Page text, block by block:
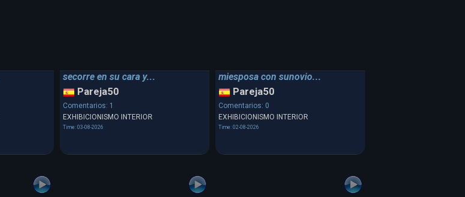
secorre en su cara y...
Pareja50
Comentarios: 1
EXHIBICIONISMO INTERIOR
Time: 03-08-2026
miesposa con sunovio...
Pareja50
Comentarios: 0
EXHIBICIONISMO INTERIOR
Time: 02-08-2026